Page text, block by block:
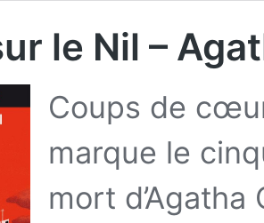
le Nil –
Coups de
marque le
mort